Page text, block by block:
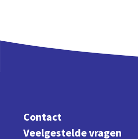
Contact
Veelgestelde vragen